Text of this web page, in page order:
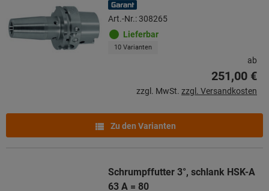
Art.-Nr.: 308265
Lieferbar
10 Varianten
ab
251,00 €
zzgl. MwSt. zzgl. Versandkosten
Zu den Varianten
Schrumpffutter 3°, schlank HSK-A
63 A = 80